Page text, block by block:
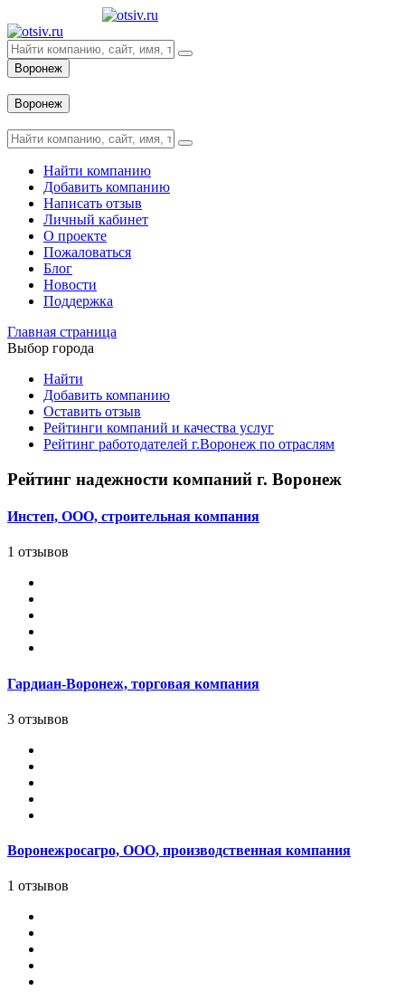
Воронеж
Воронеж
Найти компанию
Добавить компанию
Написать отзыв
Личный кабинет
О проекте
Пожаловаться
Блог
Новости
Поддержка
Главная страница
Выбор города
Найти
Добавить компанию
Оставить отзыв
Рейтинги компаний и качества услуг
Рейтинг работодателей г.Воронеж по отраслям
Рейтинг надежности компаний г. Воронеж
Инстеп, ООО, строительная компания
1 отзывов
Гардиан-Воронеж, торговая компания
3 отзывов
Воронежросагро, ООО, производственная компания
1 отзывов